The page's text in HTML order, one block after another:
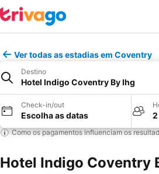
Ver todas as estadias em Coventry
Destino
Hotel Indigo Coventry By Ihg
Check-in/out
Escolha as datas
Como os pagamentos influenciam os
Hotel Indigo Coventry